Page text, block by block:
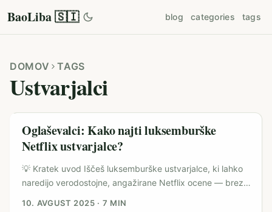
BaoLiba 🇸🇮 blog categories tags
DOMOV TAGS
Ustvarjalci
Oglaševalci: Kako najti luksemburške
Netflix ustvarjalce?
💡 Kratek uvod Iščeš luksemburške ustvarjalce, ki lahko
naredijo verodostojne, angažirane Netflix ocene — brez
10. AVGUST 2025 · 7 MIN